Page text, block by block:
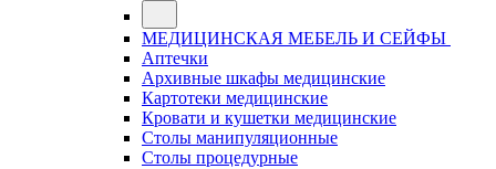
МЕДИЦИНСКАЯ МЕБЕЛЬ И СЕЙФЫ
Аптечки
Архивные шкафы медицинские
Картотеки медицинские
Кровати и кушетки медицинские
Столы манипуляционные
Столы процедурные